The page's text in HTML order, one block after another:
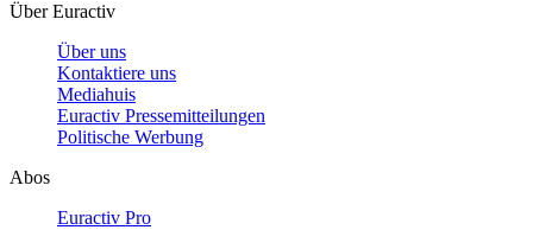
Über Euractiv
Über uns
Kontaktiere uns
Mediahuis
Euractiv Pressemitteilungen
Politische Werbung
Abos
Euractiv Pro